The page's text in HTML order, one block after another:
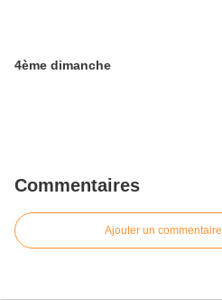
4ème dimanche
Commentaires
Ajouter un commentaire